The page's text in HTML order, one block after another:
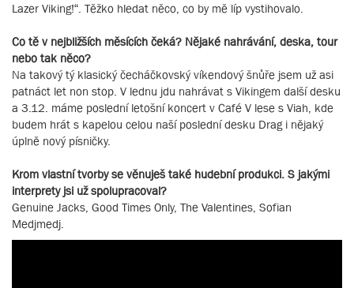
Lazer Viking!“. Těžko hledat něco, co by mě líp vystihovalo.
Co tě v nejbližších měsících čeká? Nějaké nahrávání, deska, tour
nebo tak něco?
Na takový tý klasický čecháčkovský víkendový šnůře jsem už asi
patnáct let non stop. V lednu jdu nahrávat s Vikingem další desku
a 3.12. máme poslední letošní koncert v Café V lese s Viah, kde
budem hrát s kapelou celou naší poslední desku Drag i nějaký
úplně nový písničky.
Krom vlastní tvorby se věnuješ také hudební produkci. S jakými
interprety jsi už spolupracoval?
Genuine Jacks, Good Times Only, The Valentines, Sofian
Medjmedj.